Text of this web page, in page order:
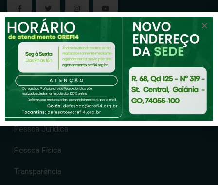
Cref-14
Cref14-Tv
Institucional
Pessoa Jurídica
Pessoa Física
Transparência